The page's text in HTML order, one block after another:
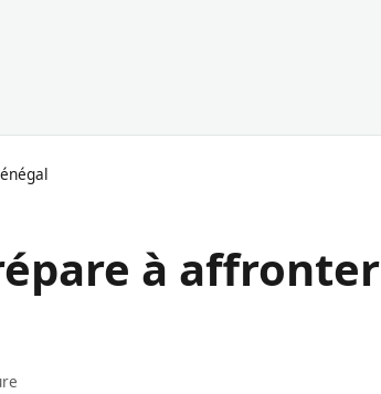
à affronter